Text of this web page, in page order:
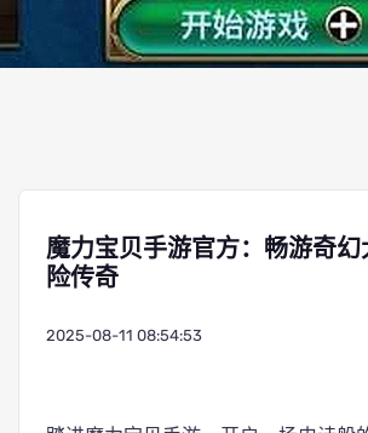
魔力宝贝手游官方：畅游奇
险传奇
2025-08-11 08:54:53